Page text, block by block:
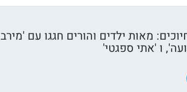
מאות ילדים והורים חגגו עם 'מירב
ו 'אתי ספגטי'